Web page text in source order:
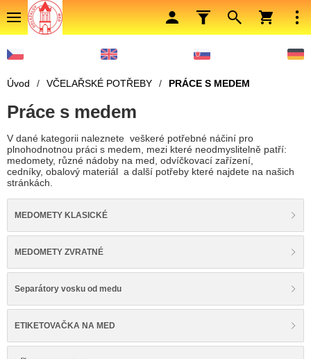
Úvod / VČELAŘSKÉ POTŘEBY / PRÁCE S MEDEM
Práce s medem
V dané kategorii naleznete veškeré potřebné náčiní pro
plnohodnotnou práci s medem, mezi které neodmyslitelně patří:
medomety, různé nádoby na med, odvíčkovací zařízení,
cedníky, obalový materiál a další potřeby které najdete na našich
stránkách.
MEDOMETY KLASICKÉ
MEDOMETY ZVRATNÉ
Separátory vosku od medu
ETIKETOVAČKA NA MED